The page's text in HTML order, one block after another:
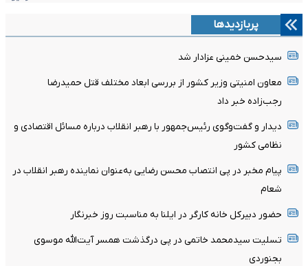
پربازدیدها
سیدحسن خمینی عزادار شد
معاون امنیتی وزیر کشور از بررسی ابعاد مختلف قتل حمیدرضا
رجب‌زاده خبر داد
دیدار و گفت‌وگوی رئیس‌جمهور با رهبر انقلاب درباره مسائل اقتصادی و
نظامی کشور
پیام مخبر در پی انتصاب محسن رضایی به‌عنوان نماینده رهبر انقلاب در
شعام
حضور دبیرکل خانه کارگر در ایلنا به مناسبت روز خبرنگار
تسلیت سیدمحمد خاتمی در پی درگذشت همسر آیت‌الله موسوی
بجنوردی